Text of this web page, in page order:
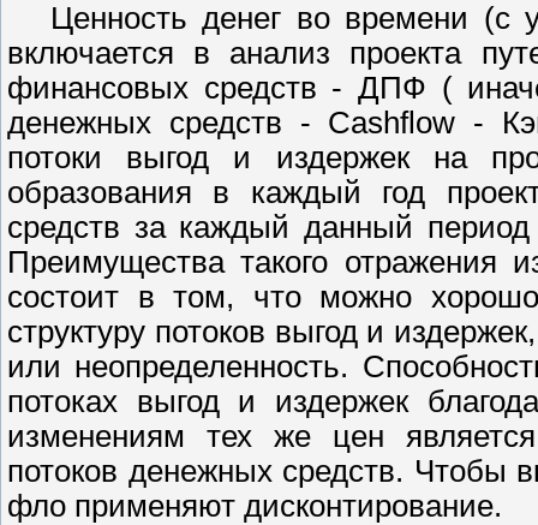
Ценность денег во времени (с
включается в анализ проекта
финансовых средств - ДПФ (
денежных средств - Cashflow -
потоки выгод и издержек на
образования в каждый год
средств за каждый данный
Преимущества такого отражения
состоит в том, что можно
структуру потоков выгод и
или неопределенность.
потоках выгод и издержек
изменениям тех же цен
потоков денежных средств. Чтобы
фло применяют дисконтирование.